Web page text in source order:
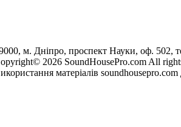
м. Дніпро, проспект Науки, оф. 502,
2026 SoundHousePro.com All
матеріалів